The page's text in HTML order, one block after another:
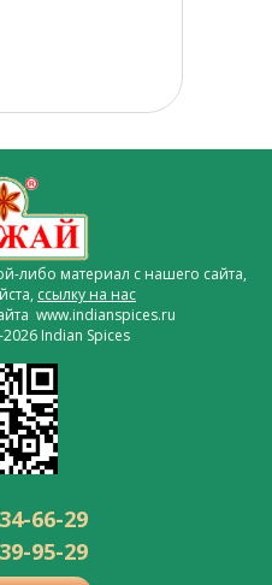
либо материал с нашего сайта,
ссылку на нас
www.indianspices.ru
Indian Spices
66-29
95-29